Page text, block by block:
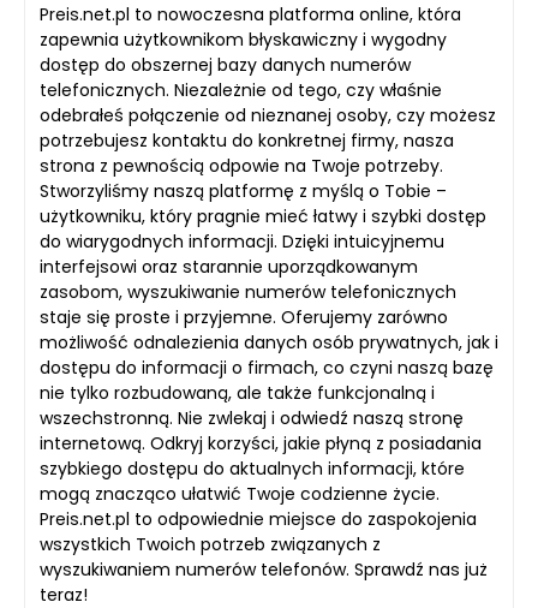
Preis.net.pl to nowoczesna platforma online, która
zapewnia użytkownikom błyskawiczny i wygodny
dostęp do obszernej bazy danych numerów
telefonicznych. Niezależnie od tego, czy właśnie
odebrałeś połączenie od nieznanej osoby, czy możesz
potrzebujesz kontaktu do konkretnej firmy, nasza
strona z pewnością odpowie na Twoje potrzeby.
Stworzyliśmy naszą platformę z myślą o Tobie –
użytkowniku, który pragnie mieć łatwy i szybki dostęp
do wiarygodnych informacji. Dzięki intuicyjnemu
interfejsowi oraz starannie uporządkowanym
zasobom, wyszukiwanie numerów telefonicznych
staje się proste i przyjemne. Oferujemy zarówno
możliwość odnalezienia danych osób prywatnych, jak i
dostępu do informacji o firmach, co czyni naszą bazę
nie tylko rozbudowaną, ale także funkcjonalną i
wszechstronną. Nie zwlekaj i odwiedź naszą stronę
internetową. Odkryj korzyści, jakie płyną z posiadania
szybkiego dostępu do aktualnych informacji, które
mogą znacząco ułatwić Twoje codzienne życie.
Preis.net.pl to odpowiednie miejsce do zaspokojenia
wszystkich Twoich potrzeb związanych z
wyszukiwaniem numerów telefonów. Sprawdź nas już
teraz!